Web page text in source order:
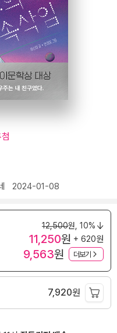
2024-01-08
12,500원, 10%
11,250원 + 620원
9,563원 더보기
7,920원